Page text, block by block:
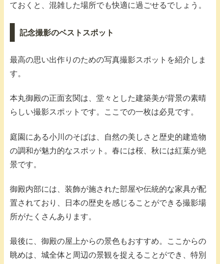
ておくと、混雑した場所でも快適に過ごせるでしょう。
記念撮影のベストスポット
最高の思い出作りのための写真撮影スポットを紹介しま
す。
本丸御殿の正面玄関は、堂々とした建築美が背景の素晴
らしい撮影スポットです。ここでの一枚は必見です。
庭園にある小川のそばは、自然の美しさと歴史的建造物
の調和が魅力的なスポット。春には桜、秋には紅葉が絶
景です。
御殿内部には、装飾が施された部屋や伝統的な家具が配
置されており、日本の歴史を感じることができる撮影場
所がたくさんあります。
最後に、御殿の屋上からの景色もおすすめ。ここからの
眺めは、城全体と周辺の景観を捉えることができ、特別